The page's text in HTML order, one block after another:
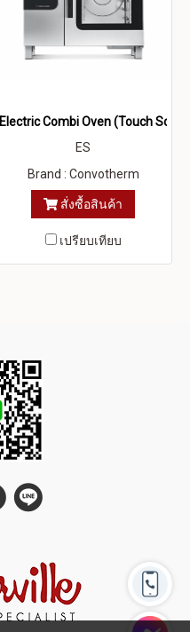
Electric Combi Oven (Touch
ES
Brand : Convotherm
สั่งซื้อสินค้า
เปรียบเทียบ